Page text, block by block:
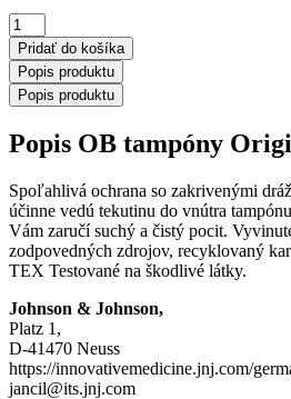
11.90 €.
množstvo
OB
tampóny
Original
Normal
ks
Pridať do košíka
Popis produktu
Popis produktu
Popis OB tampóny
Spoľahlivá ochrana so zakrivenými
účinne vedú tekutinu do vnútra
Vám zaručí suchý a čistý pocit.
zodpovedných zdrojov, recyklovaný
TEX Testované na škodlivé látky.
Johnson & Johnson,
Platz 1,
D-41470 Neuss
https://innovativemedicine.jnj.com/
jancil@its.jnj.com